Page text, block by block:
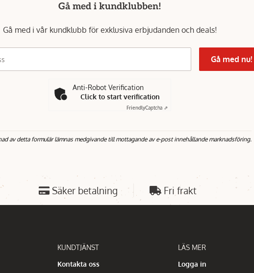
Gå med i kundklubben!
Gå med i vår kundklubb för exklusiva erbjudanden och deals!
Gå med nu!
Anti-Robot Verification
Click to start verification
FriendlyCaptcha ⇗
av detta formulär lämnas medgivande till mottagande av e-post innehållande marknadsföring.
Säker betalning Fri frakt
KUNDTJÄNST
Kontakta oss
LÄS MER
Logga in